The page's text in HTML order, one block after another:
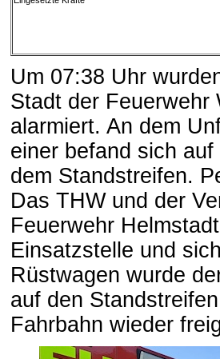
Um 07:38 Uhr
Stadt der Feuerwehr
alarmiert. An dem
einer befand sich
dem Standstreifen.
Das THW und der
Feuerwehr
Einsatzstelle und
Rüstwagen wurde
auf den
Fahrbahn wieder